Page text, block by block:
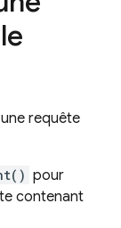
requête
pour
contenant